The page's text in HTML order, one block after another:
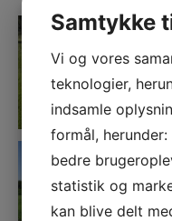
Samtykke
Vi og vores
teknologier,
indsamle
formål,
bedre
statistik og
kan blive delt